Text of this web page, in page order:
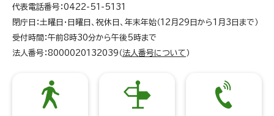
代表電話番号：0422-51-5131
閉庁日：土曜日・日曜日、祝休日、年末年始（12月29日から1月3日まで）
受付時間：午前8時30分から午後5時まで
法人番号：8000020132039（ 法人番号について ）